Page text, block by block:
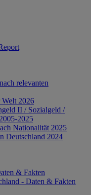
relevanten
Welt 2026
II / Sozialgeld /
2025
Nationalität 2025
Deutschland 2024
& Fakten
- Daten & Fakten